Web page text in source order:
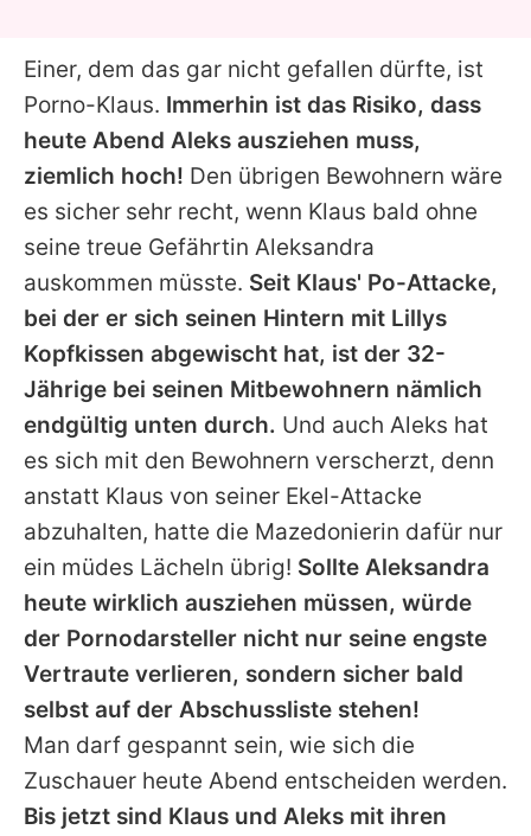
Einer, dem das gar nicht gefallen dürfte, ist
Porno-Klaus. Immerhin ist das Risiko, dass
heute Abend Aleks ausziehen muss,
ziemlich hoch! Den übrigen Bewohnern wäre
es sicher sehr recht, wenn Klaus bald ohne
seine treue Gefährtin Aleksandra
auskommen müsste. Seit Klaus' Po-Attacke,
bei der er sich seinen Hintern mit Lillys
Kopfkissen abgewischt hat, ist der 32-
Jährige bei seinen Mitbewohnern nämlich
endgültig unten durch. Und auch Aleks hat
es sich mit den Bewohnern verscherzt, denn
anstatt Klaus von seiner Ekel-Attacke
abzuhalten, hatte die Mazedonierin dafür nur
ein müdes Lächeln übrig! Sollte Aleksandra
heute wirklich ausziehen müssen, würde
der Pornodarsteller nicht nur seine engste
Vertraute verlieren, sondern sicher bald
selbst auf der Abschussliste stehen!
Man darf gespannt sein, wie sich die
Zuschauer heute Abend entscheiden werden.
Bis jetzt sind Klaus und Aleks mit ihren